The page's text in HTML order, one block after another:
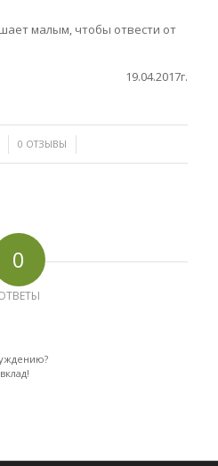
малым, чтобы отвести от
19.04.2017г.
0 ОТЗЫВЫ
/
0